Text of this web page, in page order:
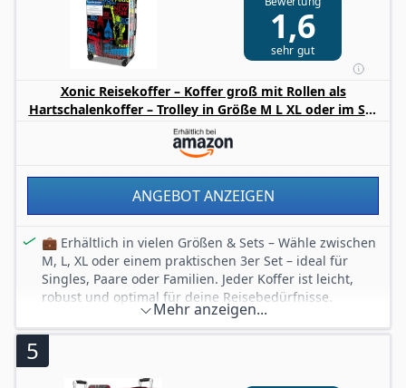
gegen Kratzer.
Leichtgängige Rollen: Doppelte Rollen sorgen für
Stabilität und ein reibungsloses Rollen zu jeder Zeit.
1,6
sehr gut
Xonic Reisekoffer – Koffer groß mit Rollen als
Hartschalenkoffer – Trolley in Größe M L XL oder im Set
Polycarbonat Koffer & Trolleys für Damen, Kinder &
Familien (Neon Cities, XL)
ANGEBOT ANZEIGEN
💼 Erhältlich in vielen Größen & Sets – Wähle zwischen
M, L, XL oder einem praktischen 3er Set – ideal für
Singles, Paare oder Familien. Jeder Koffer ist leicht,
robust und optimal für deine Reisebedürfnisse.
🎨 Auffälliges Design: Neon Cities – Das stilvolle Motiv
sorgt für hohe Wiedererkennbarkeit. Ob "Neon Style"
zum Hingucker am Flughafen.
Mehr anzeigen...
5